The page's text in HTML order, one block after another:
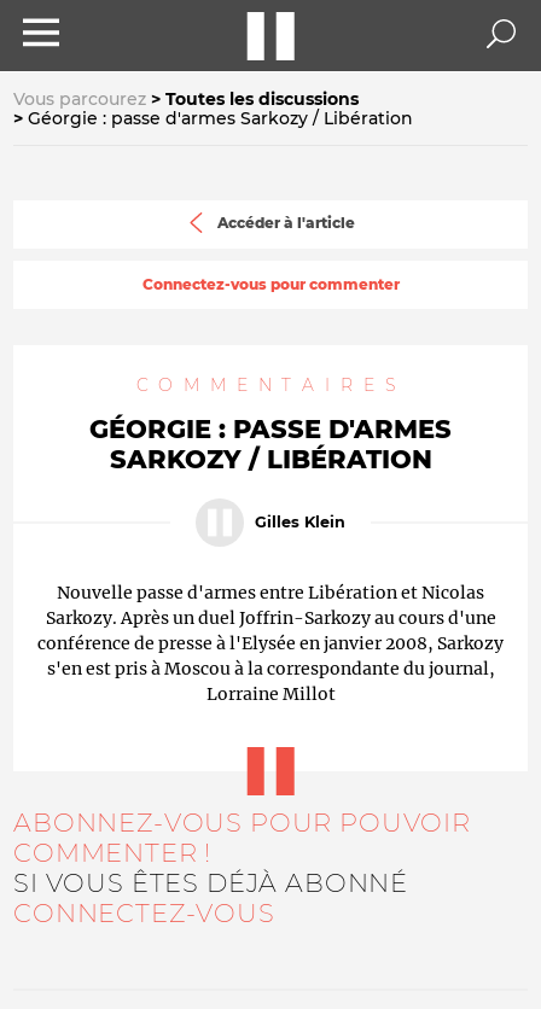
Vous parcourez
Toutes les discussions
Géorgie : passe d'armes Sarkozy / Libération
Accéder à l'article
Connectez-vous pour commenter
COMMENTAIRES
GÉORGIE : PASSE D'ARMES
SARKOZY / LIBÉRATION
Gilles Klein
Nouvelle passe d'armes entre Libération et Nicolas
Sarkozy. Après un duel Joffrin-Sarkozy au cours d'une
conférence de presse à l'Elysée en janvier 2008, Sarkozy
s'en est pris à Moscou à la correspondante du journal,
Lorraine Millot
ABONNEZ-VOUS POUR POUVOIR
COMMENTER !
SI VOUS ÊTES DÉJÀ ABONNÉ
CONNECTEZ-VOUS